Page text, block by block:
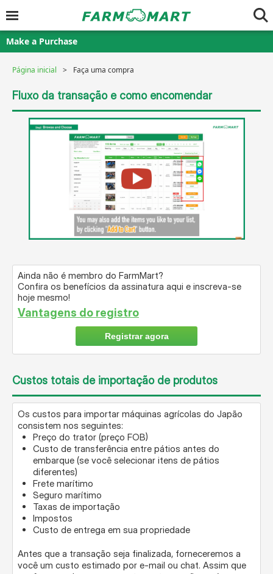
Make a Purchase
Página inicial Faça uma compra
Fluxo da transação e como encomendar
Ainda não é membro do FarmMart?
Confira os benefícios da assinatura aqui e inscreva-se
hoje mesmo!
Vantagens do registro
Registrar agora
Custos totais de importação de produtos
Os custos para importar máquinas agrícolas do Japão
consistem nos seguintes:
Preço do trator (preço FOB)
Custo de transferência entre pátios antes do
embarque (se você selecionar itens de pátios
diferentes)
Frete marítimo
Seguro marítimo
Taxas de importação
Impostos
Custo de entrega em sua propriedade
Antes que a transação seja finalizada, forneceremos a
você um custo estimado por e-mail ou chat. Assim que